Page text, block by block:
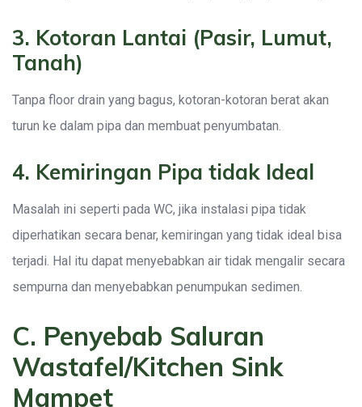
3. Kotoran Lantai (Pasir, Lumut,
Tanah)
Tanpa floor drain yang bagus, kotoran-kotoran berat akan
turun ke dalam pipa dan membuat penyumbatan.
4. Kemiringan Pipa tidak Ideal
Masalah ini seperti pada WC, jika instalasi pipa tidak
diperhatikan secara benar, kemiringan yang tidak ideal bisa
terjadi. Hal itu dapat menyebabkan air tidak mengalir secara
sempurna dan menyebabkan penumpukan sedimen.
C. Penyebab Saluran
Wastafel/Kitchen Sink
Mampet